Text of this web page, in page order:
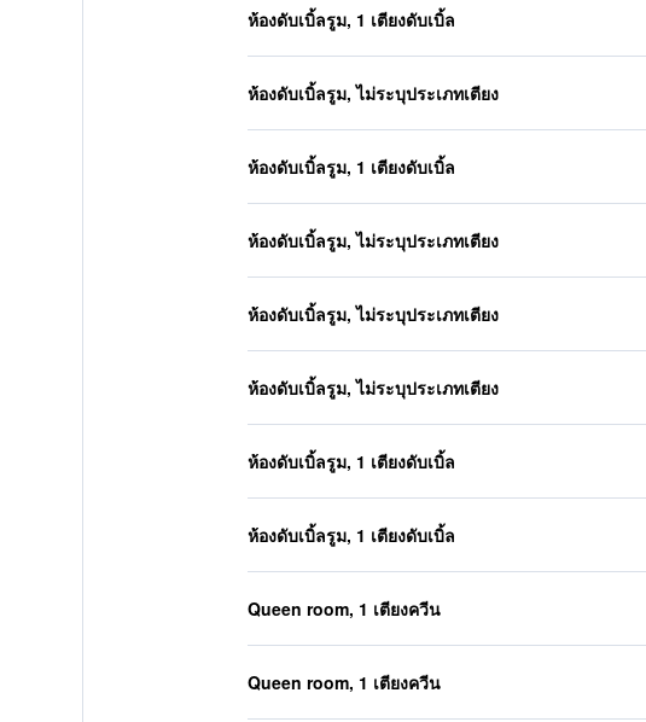
ห้องดับเบิ้ลรูม, 1 เตียงดับเบิ้ล
ห้องดับเบิ้ลรูม, ไม่ระบุประเภทเตียง
ห้องดับเบิ้ลรูม, 1 เตียงดับเบิ้ล
ห้องดับเบิ้ลรูม, ไม่ระบุประเภทเตียง
ห้องดับเบิ้ลรูม, ไม่ระบุประเภทเตียง
ห้องดับเบิ้ลรูม, ไม่ระบุประเภทเตียง
ห้องดับเบิ้ลรูม, 1 เตียงดับเบิ้ล
ห้องดับเบิ้ลรูม, 1 เตียงดับเบิ้ล
Queen room, 1 เตียงควีน
Queen room, 1 เตียงควีน